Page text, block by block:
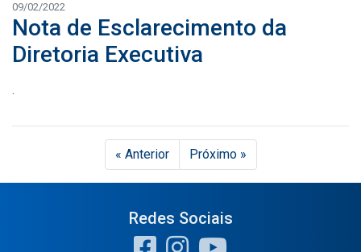
09/02/2022
Nota de Esclarecimento da
Diretoria Executiva
.
« Anterior Próximo »
Redes Sociais